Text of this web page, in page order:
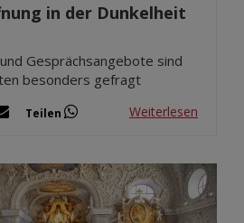
in der Dunkelheit
Gesprächsangebote sind
besonders gefragt
Teilen Weiterlesen